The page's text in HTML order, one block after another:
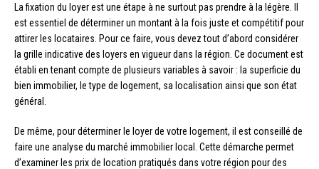
La fixation du loyer est une étape à ne surtout pas prendre à la légère. Il
est essentiel de déterminer un montant à la fois juste et compétitif pour
attirer les locataires. Pour ce faire, vous devez tout d’abord considérer
la grille indicative des loyers en vigueur dans la région. Ce document est
établi en tenant compte de plusieurs variables à savoir : la superficie du
bien immobilier, le type de logement, sa localisation ainsi que son état
général.
De même, pour déterminer le loyer de votre logement, il est conseillé de
faire une analyse du marché immobilier local. Cette démarche permet
d’examiner les prix de location pratiqués dans votre région pour des